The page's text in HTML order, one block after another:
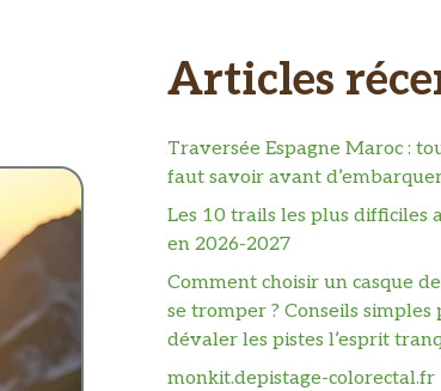
Articles
Traversée Espagne Maroc :
faut savoir avant
Les 10 trails les plus difficiles
en 2026-2027
Comment choisir un casque
se tromper ? Conseils simples
dévaler les pistes l’esprit
monkit.depistage-colorectal.fr